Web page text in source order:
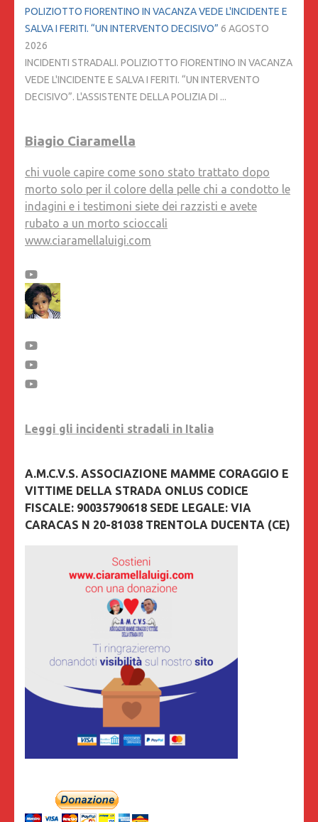
POLIZIOTTO FIORENTINO IN VACANZA VEDE L'INCIDENTE E
SALVA I FERITI. “UN INTERVENTO DECISIVO” 6 AGOSTO
2026
INCIDENTI STRADALI. POLIZIOTTO FIORENTINO IN VACANZA
VEDE L'INCIDENTE E SALVA I FERITI. “UN INTERVENTO
DECISIVO”. L'ASSISTENTE DELLA POLIZIA DI ...
Biagio Ciaramella
chi vuole capire come sono stato trattato dopo
morto solo per il colore della pelle chi a condotto le
indagini e i testimoni siete dei razzisti e avete
rubato a un morto scioccali
www.ciaramellaluigi.com
Leggi gli incidenti stradali in Italia
A.M.C.V.S. ASSOCIAZIONE MAMME CORAGGIO E
VITTIME DELLA STRADA ONLUS CODICE
FISCALE: 90035790618 SEDE LEGALE: VIA
CARACAS N 20-81038 TRENTOLA DUCENTA (CE)